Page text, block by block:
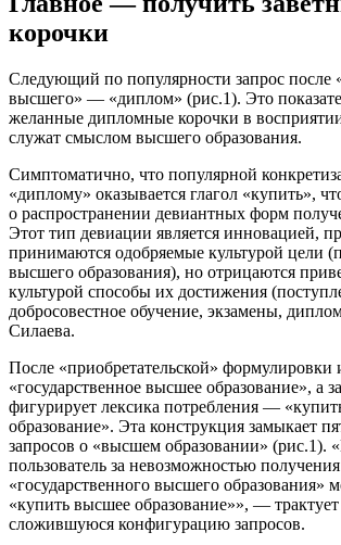
корочки
Следующий по популярности запрос после
высшего» — «диплом» (рис.1). Это
желанные дипломные корочки в
служат смыслом высшего образования.
Симптоматично, что популярной
«диплому» оказывается глагол «купить»,
о распространении девиантных форм
Этот тип девиации является инновацией,
принимаются одобряемые культурой цели
высшего образования), но отрицаются
культурой способы их достижения
добросовестное обучение, экзамены,
Силаева.
После «приобретательской» формулировки
«государственное высшее образование», а
фигурирует лексика потребления —
образование». Эта конструкция замыкает
запросов о «высшем образовании» (рис.1).
пользователь за невозможностью получения
«государственного высшего образования»
«купить высшее образование»», — трактует
сложившуюся конфигурацию запросов.